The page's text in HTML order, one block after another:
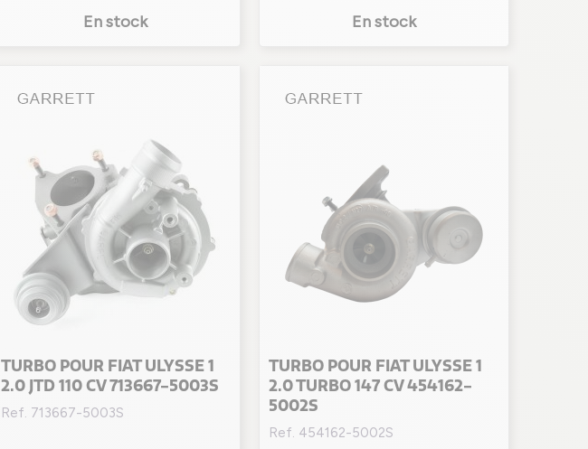
En stock En stock
TURBO POUR FIAT ULYSSE 1
2.0 JTD 110 CV 713667-5003S
Ref. 713667-5003S
TURBO POUR FIAT ULYSSE 1
2.0 TURBO 147 CV 454162-
5002S
Ref. 454162-5002S